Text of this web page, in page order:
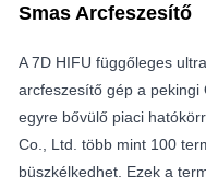
Smas Arcfeszesítő
A 7D HIFU függőleges
arcfeszesítő gép a pekingi
egyre bővülő piaci
Co., Ltd. több mint 100
büszkélkedhet. Ezek a